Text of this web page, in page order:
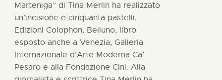
Marteniga” di Tina Merlin ha realizzato
un’incisione e cinquanta pastelli,
Edizioni Colophon, Belluno, libro
esposto anche a Venezia, Galleria
Internazionale d’Arte Moderna Ca’
Pesaro e alla Fondazione Cini. Alla